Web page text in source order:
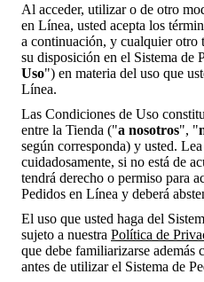
Al acceder, utilizar o de otro
en Línea, usted acepta los
a continuación, y cualquier otro
su disposición en el Sistema de
Uso") en materia del uso que
Línea.
Las Condiciones de Uso
entre la Tienda ("a nosotros", "
según corresponda) y usted.
cuidadosamente, si no está de
tendrá derecho o permiso para
Pedidos en Línea y deberá
El uso que usted haga del
sujeto a nuestra Política de
que debe familiarizarse además
antes de utilizar el Sistema de